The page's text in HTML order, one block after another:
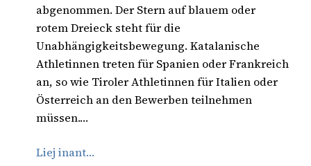
abgenommen. Der Stern auf blauem oder
rotem Dreieck steht für die
Unabhängigkeitsbewegung. Katalanische
Athletinnen treten für Spanien oder Frankreich
an, so wie Tiroler Athletinnen für Italien oder
Österreich an den Bewerben teilnehmen
müssen.…
Liej inant…